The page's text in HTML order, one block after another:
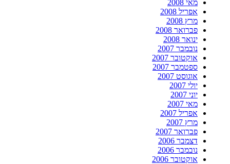
מאי 2008
אפריל 2008
מרץ 2008
פברואר 2008
ינואר 2008
נובמבר 2007
אוקטובר 2007
ספטמבר 2007
אוגוסט 2007
יולי 2007
יוני 2007
מאי 2007
אפריל 2007
מרץ 2007
פברואר 2007
דצמבר 2006
נובמבר 2006
אוקטובר 2006